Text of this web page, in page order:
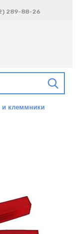
289-88-26
клеммники